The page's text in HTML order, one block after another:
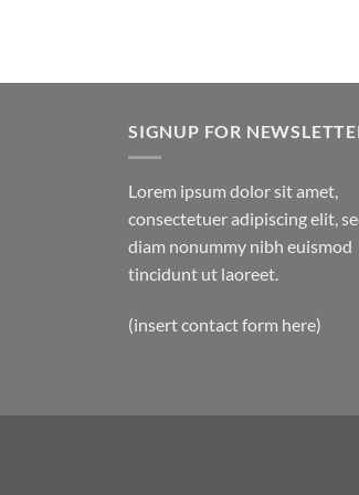
SIGNUP FOR
Lorem ipsum dolor sit amet,
consectetuer adipiscing elit,
diam nonummy nibh euismod
tincidunt ut laoreet.
(insert contact form here)